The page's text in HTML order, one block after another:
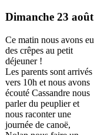
Dimanche 23 août
Ce matin nous avons eu
des crêpes au petit
déjeuner !
Les parents sont arrivés
vers 10h et nous avons
écouté Cassandre nous
parler du peuplier et
nous raconter une
journée de canoë,